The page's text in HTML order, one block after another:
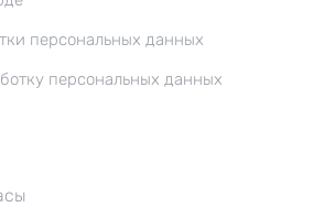
персональных данных
персональных данных